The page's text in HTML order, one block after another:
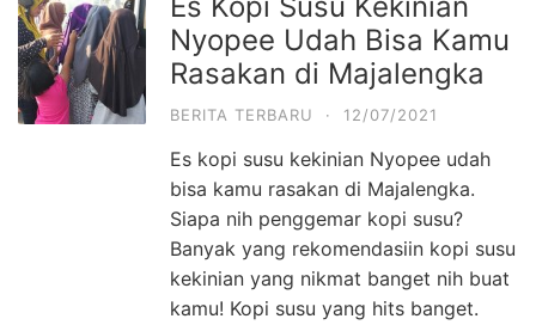
Nyopee Udah Bisa Kamu
Rasakan di Majalengka
BERITA TERBARU · 12/07/2021
Es kopi susu kekinian Nyopee udah
bisa kamu rasakan di Majalengka.
Siapa nih penggemar kopi susu?
Banyak yang rekomendasiin kopi susu
kekinian yang nikmat banget nih buat
kamu! Kopi susu yang hits banget.